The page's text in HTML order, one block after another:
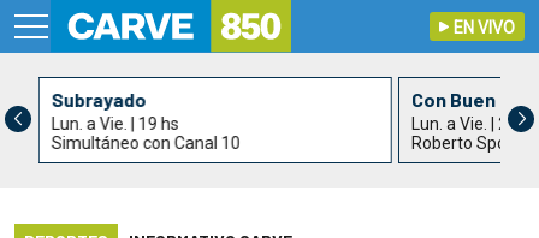
EN VIVO
Subrayado
Lun. a Vie. | 19 hs
Simultáneo con Canal 10
Con Buen
Lun. a Vie. | 21 hs
Roberto